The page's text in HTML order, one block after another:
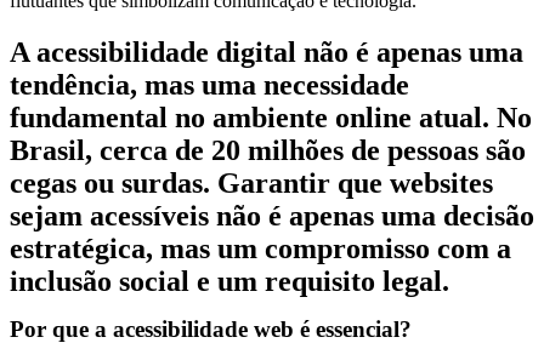
A acessibilidade digital não é apenas uma
tendência, mas uma necessidade
fundamental no ambiente online atual. No
Brasil, cerca de 20 milhões de pessoas são
cegas ou surdas. Garantir que websites
sejam acessíveis não é apenas uma decisão
estratégica, mas um compromisso com a
inclusão social e um requisito legal.
Por que a acessibilidade web é essencial?